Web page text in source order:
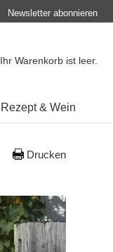
Newsletter abonnieren
Ihr Warenkorb ist leer.
Rezept & Wein
Drucken